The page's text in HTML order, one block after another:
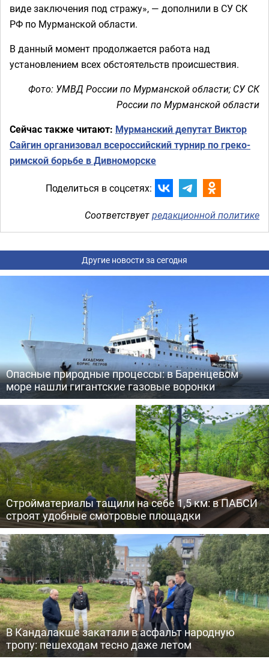
виде заключения под стражу», — дополнили в СУ СК
РФ по Мурманской области.
В данный момент продолжается работа над
установлением всех обстоятельств происшествия.
Фото: УМВД России по Мурманской области; СУ СК
России по Мурманской области
Сейчас также читают: Мурманский депутат Виктор
Сайгин организовал всероссийский турнир по греко-
римской борьбе в Дивноморске
Поделиться в соцсетях:
Соответствуетредакционной политике
Другие новости за сегодня
Опасные природные процессы: в Баренцевом
море нашли гигантские газовые воронки
Стройматериалы тащили на себе 1,5 км: в ПАБСИ
строят удобные смотровые площадки
В Кандалакше закатали в асфальт народную
тропу: пешеходам тесно даже летом